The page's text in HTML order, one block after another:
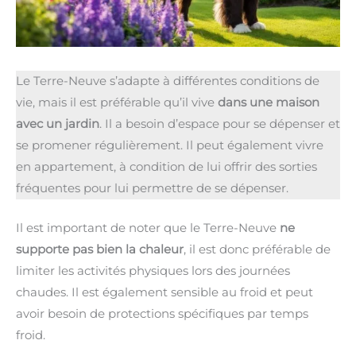
Le Terre-Neuve s’adapte à différentes conditions de
vie, mais il est préférable qu’il vive dans une maison
avec un jardin. Il a besoin d’espace pour se dépenser et
se promener régulièrement. Il peut également vivre
en appartement, à condition de lui offrir des sorties
fréquentes pour lui permettre de se dépenser.
Il est important de noter que le Terre-Neuve ne
supporte pas bien la chaleur, il est donc préférable de
limiter les activités physiques lors des journées
chaudes. Il est également sensible au froid et peut
avoir besoin de protections spécifiques par temps
froid.